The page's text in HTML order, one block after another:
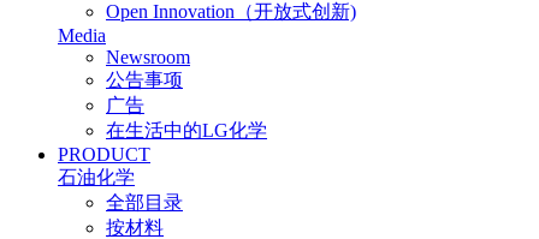
Open Innovation（开放式创新)
Media
Newsroom
公告事项
广告
在生活中的LG化学
PRODUCT
石油化学
全部目录
按材料